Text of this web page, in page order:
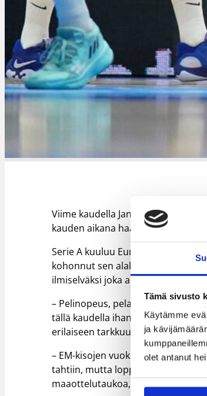
Tämä sivusto
Käytämme
ja
olet antanut
Viime kaudella Jantunen sai
kauden aikana haaste on aivan
Serie A kuuluu Euroopan
kohonnut sen alakastista parilla
ilmiselväksi joka ainoalla
– Pelinopeus, pelaajien fyysisyys
tällä kaudella ihan jokainen
erilaiseen tarkkuuteen pelaajana
– EM-kisojen vuoksi
tahtiin, mutta loppujen lopuksi
maaottelutaukoa, fiilis nousi ja